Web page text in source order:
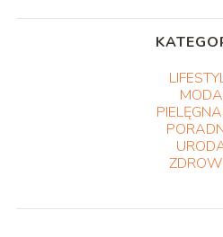
MODA